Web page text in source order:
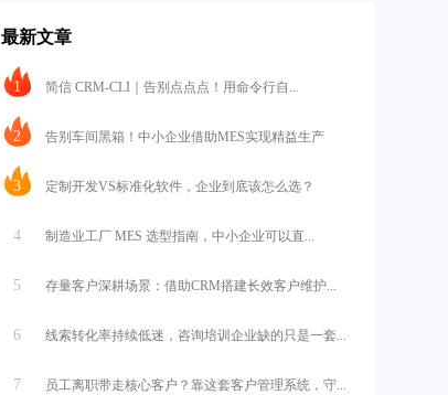
最新文章
1 简信 CRM-CLI｜告别点点点！用命令行自...
2 告别车间黑箱！中小企业借助MES实现精益生产
3 定制开发VS标准化软件，企业到底该怎么选？
4 制造业工厂 MES 选型指南，中小企业可以直...
5 存量客户深耕场景：借助CRM搭建长效客户维护...
6 线索转化率持续低迷，咨询培训企业缺的只是一套...
7 员工离职带走核心客户？靠这套客户管理系统，守...